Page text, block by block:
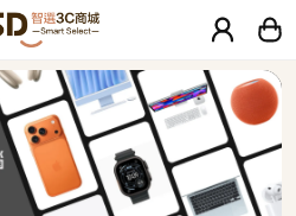
城｜【30天安心